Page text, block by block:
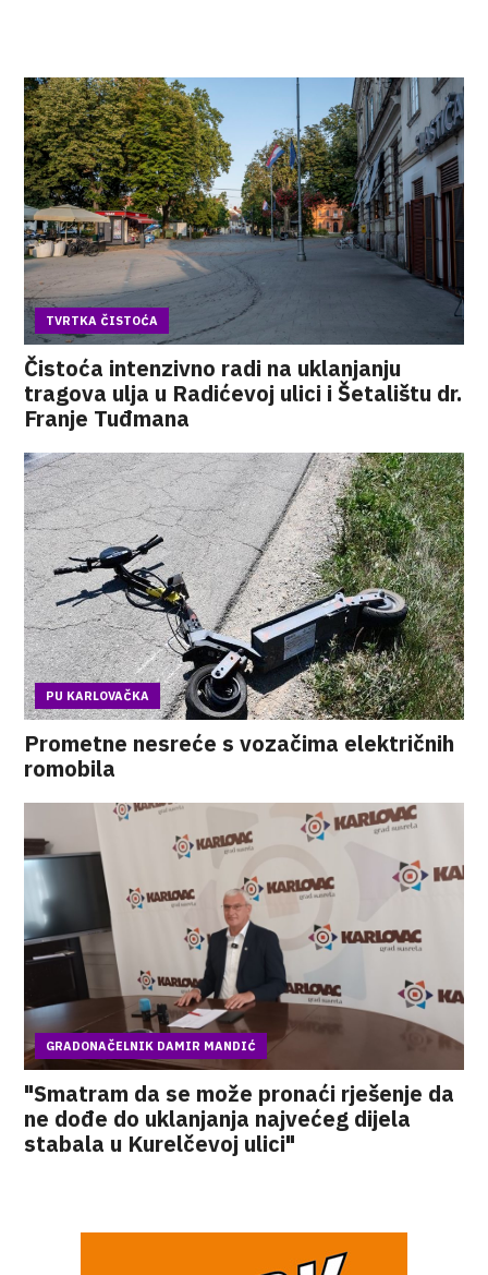
TVRTKA ČISTOĆA
Čistoća intenzivno radi na uklanjanju
tragova ulja u Radićevoj ulici i Šetalištu dr.
Franje Tuđmana
PU KARLOVAČKA
Prometne nesreće s vozačima električnih
romobila
GRADONAČELNIK DAMIR MANDIĆ
"Smatram da se može pronaći rješenje da
ne dođe do uklanjanja najvećeg dijela
stabala u Kurelčevoj ulici"